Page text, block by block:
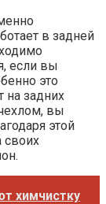
в задней
если вы
это
на задних
вы
этой
своих
химчистку